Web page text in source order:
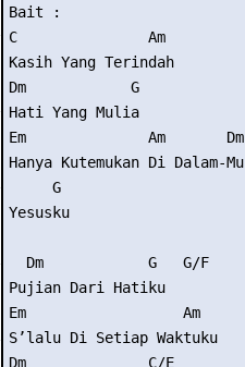
Bait :
C               Am
Kasih Yang Terindah
Dm            G
Hati Yang Mulia
Em              Am       Dm
Hanya Kutemukan Di Dalam-Mu
     G
Yesusku
  Dm            G   G/F
Pujian Dari Hatiku
Em                  Am
S’lalu Di Setiap Waktuku
Dm              C/E